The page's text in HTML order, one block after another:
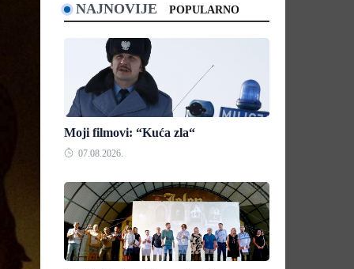
NAJNOVIJE POPULARNO
Moji filmovi: “Kuća zla“
07.08.2026.